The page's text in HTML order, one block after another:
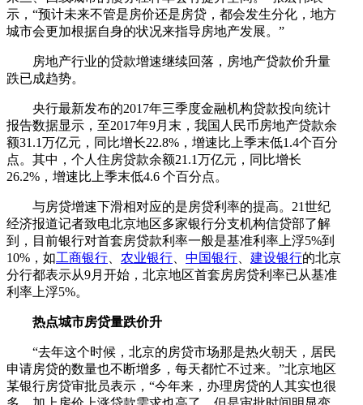
示，“预计未来不管是房价还是房贷，都会发生分化，地方
城市会更加根据自身的状况来指导房地产发展。”
房地产行业的贷款增速继续回落，房地产贷款价升量
跌已成趋势。
央行最新发布的2017年三季度金融机构贷款投向统计
报告数据显示，至2017年9月末，我国人民币房地产贷款余
额31.1万亿元，同比增长22.8%，增速比上季末低1.4个百分
点。其中，个人住房贷款余额21.1万亿元，同比增长
26.2%，增速比上季末低4.6 个百分点。
与房贷增速下滑相对应的是房贷利率的提高。21世纪
经济报道记者致电北京地区多家银行分支机构信贷部了解
到，目前银行对首套房贷款利率一般是基准利率上浮5%到
10%，如工商银行 农业银行 中国银行 建设银行的北京
分行都表示从9月开始，北京地区首套房房贷利率已从基准
利率上浮5%。
热点城市房贷量跌价升
“去年这个时候，北京的房贷市场那是热火朝天，居民
申请房贷的数量也不断增多，每天都忙不过来。”北京地区
某银行房贷审批员表示，“今年来，办理房贷的人其实也很